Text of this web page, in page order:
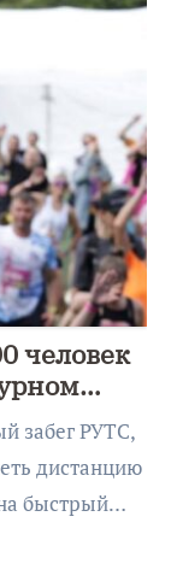
человек
забег РУТС,
дистанцию
быстрый…